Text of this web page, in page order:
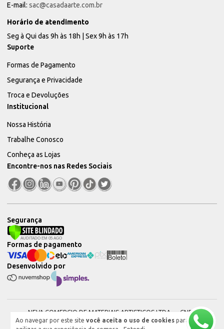
Ao navegar por este site você aceita o uso de cookies para
E-mail: sac@casadaarte.com.br
Horário de atendimento
Seg à Qui das 9h às 18h | Sex 9h às 17h
Suporte
Formas de Pagamento
Segurança e Privacidade
Troca e Devoluções
Institucional
Nossa História
Trabalhe Conosco
Conheça as Lojas
Encontre-nos nas Redes Sociais
Segurança
Desenvolvido por
Formas de pagamento
NEVA COMERCIO DE MATERIAIS ARTISTICOS LTDA — CNPJ:
51604544000101 © 2026. Todos os direitos reservados.